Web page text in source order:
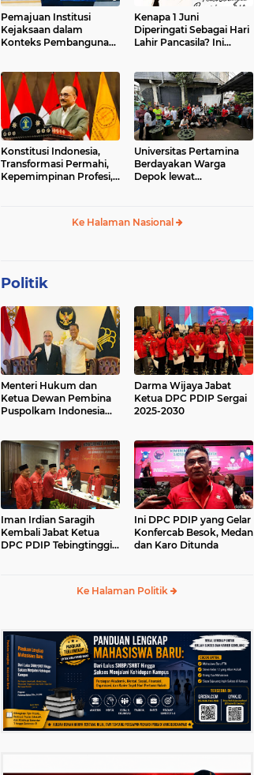
Pemajuan Institusi
Kejaksaan dalam
Konteks Pembangunan
Kenapa 1 Juni
Diperingati Sebagai Hari
Lahir Pancasila? Ini
Konstitusi Indonesia,
Transformasi Permahi,
Kepemimpinan Profesi,
Universitas Pertamina
Berdayakan Warga
Depok lewat
Ke Halaman Nasional
Politik
Menteri Hukum dan
Ketua Dewan Pembina
Puspolkam Indonesia
Beserta Agenda
Reformatif dan
Transformatif dalam
Pembangunan Negara
Hukum dan
Kelembagaan
Kementerian Hukum
Darma Wijaya Jabat
Ketua DPC PDIP Sergai
2025-2030
Iman Irdian Saragih
Kembali Jabat Ketua
DPC PDIP Tebingtinggi
Ini DPC PDIP yang Gelar
Konfercab Besok, Medan
dan Karo Ditunda
Ke Halaman Politik